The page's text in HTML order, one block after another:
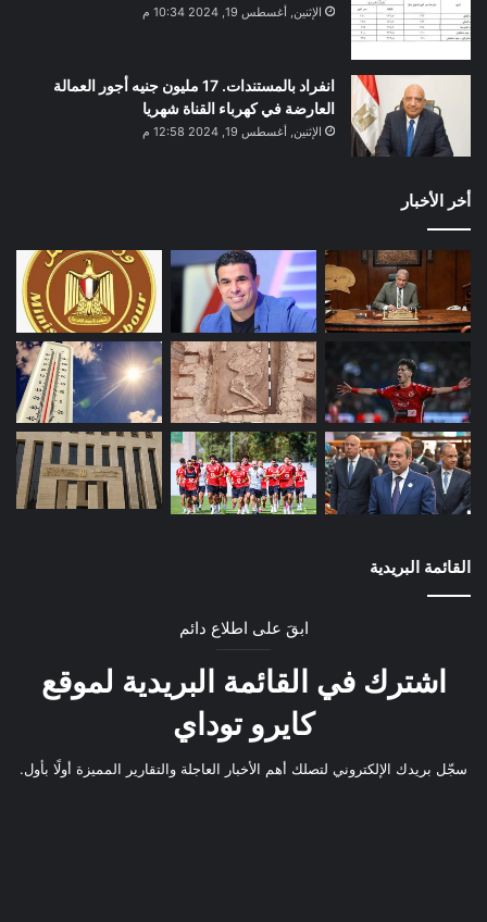
الإثنين, أغسطس 19, 2024 10:34 م
انفراد بالمستندات. 17 مليون جنيه أجور العمالة
العارضة في كهرباء القناة شهريا
الإثنين, أغسطس 19, 2024 12:58 م
أخر الأخبار
القائمة البريدية
ابقَ على اطلاع دائم
اشترك في القائمة البريدية لموقع
كايرو توداي
سجّل بريدك الإلكتروني لتصلك أهم الأخبار العاجلة والتقارير المميزة أولًا بأول.